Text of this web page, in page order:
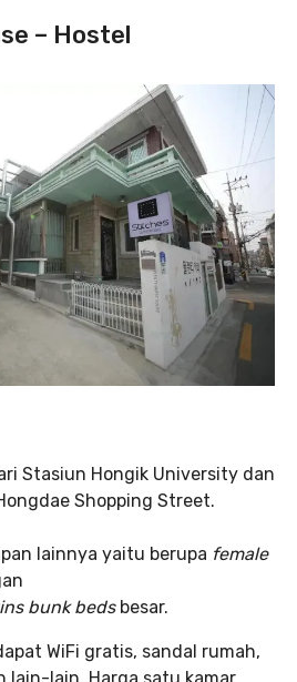
– Hostel
Stasiun Hongik University dan
Shopping Street.
lainnya yaitu berupa female
bunk beds besar.
WiFi gratis, sandal rumah,